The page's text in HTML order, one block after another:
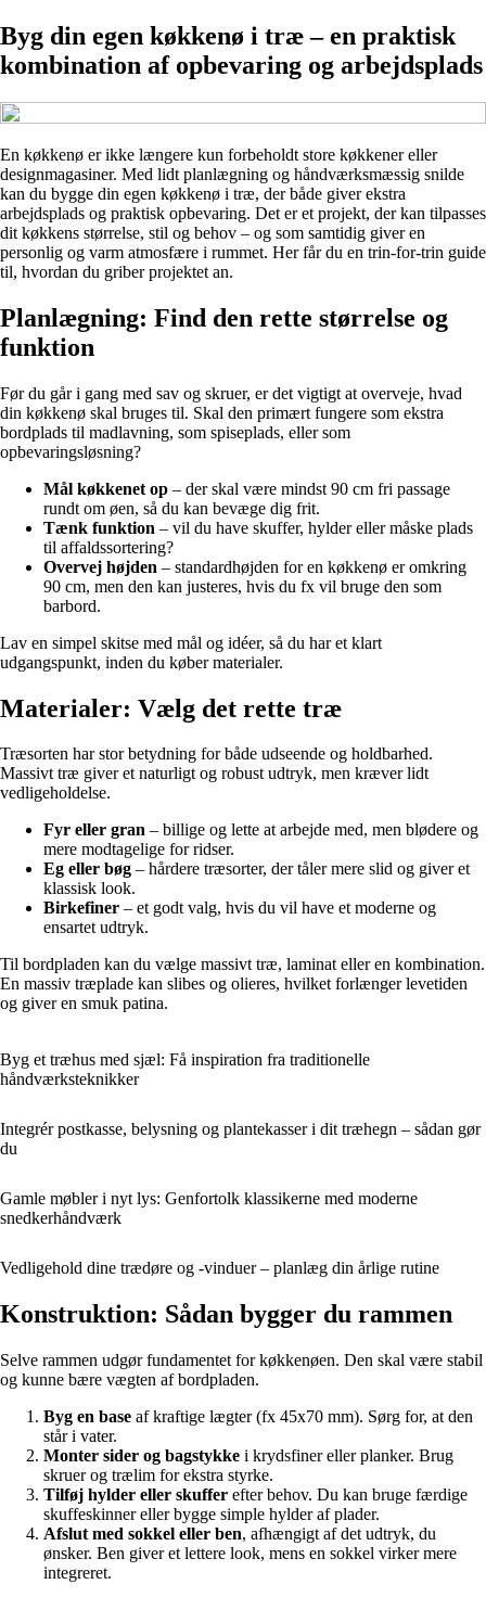
Byg din egen køkkenø i træ – en praktisk
kombination af opbevaring og arbejdsplads
En køkkenø er ikke længere kun forbeholdt store køkkener eller
designmagasiner. Med lidt planlægning og håndværksmæssig snilde
kan du bygge din egen køkkenø i træ, der både giver ekstra
arbejdsplads og praktisk opbevaring. Det er et projekt, der kan tilpasses
dit køkkens størrelse, stil og behov – og som samtidig giver en
personlig og varm atmosfære i rummet. Her får du en trin-for-trin guide
til, hvordan du griber projektet an.
Planlægning: Find den rette størrelse og
funktion
Før du går i gang med sav og skruer, er det vigtigt at overveje, hvad
din køkkenø skal bruges til. Skal den primært fungere som ekstra
bordplads til madlavning, som spiseplads, eller som
opbevaringsløsning?
Mål køkkenet op – der skal være mindst 90 cm fri passage
rundt om øen, så du kan bevæge dig frit.
Tænk funktion – vil du have skuffer, hylder eller måske plads
til affaldssortering?
Overvej højden – standardhøjden for en køkkenø er omkring
90 cm, men den kan justeres, hvis du fx vil bruge den som
barbord.
Lav en simpel skitse med mål og idéer, så du har et klart
udgangspunkt, inden du køber materialer.
Materialer: Vælg det rette træ
Træsorten har stor betydning for både udseende og holdbarhed.
Massivt træ giver et naturligt og robust udtryk, men kræver lidt
vedligeholdelse.
Fyr eller gran – billige og lette at arbejde med, men blødere og
mere modtagelige for ridser.
Eg eller bøg – hårdere træsorter, der tåler mere slid og giver et
klassisk look.
Birkefiner – et godt valg, hvis du vil have et moderne og
ensartet udtryk.
Til bordpladen kan du vælge massivt træ, laminat eller en kombination.
En massiv træplade kan slibes og olieres, hvilket forlænger levetiden
og giver en smuk patina.
Byg et træhus med sjæl: Få inspiration fra traditionelle
håndværksteknikker
Integrér postkasse, belysning og plantekasser i dit træhegn – sådan gør
du
Gamle møbler i nyt lys: Genfortolk klassikerne med moderne
snedkerhåndværk
Vedligehold dine trædøre og -vinduer – planlæg din årlige rutine
Konstruktion: Sådan bygger du rammen
Selve rammen udgør fundamentet for køkkenøen. Den skal være stabil
og kunne bære vægten af bordpladen.
Byg en base af kraftige lægter (fx 45x70 mm). Sørg for, at den
står i vater.
Monter sider og bagstykke i krydsfiner eller planker. Brug
skruer og trælim for ekstra styrke.
Tilføj hylder eller skuffer efter behov. Du kan bruge færdige
skuffeskinner eller bygge simple hylder af plader.
Afslut med sokkel eller ben, afhængigt af det udtryk, du
ønsker. Ben giver et lettere look, mens en sokkel virker mere
integreret.